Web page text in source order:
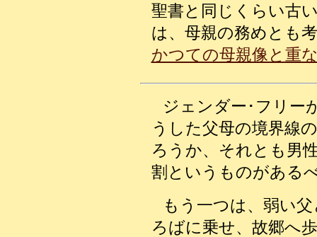
聖書と同じくらい古
は、母親の務めとも
かつての母親像と重
ジェンダー･フリー
うした父母の境界線
ろうか、それとも男
割というものがある
もう一つは、弱い
ろばに乗せ、故郷へ